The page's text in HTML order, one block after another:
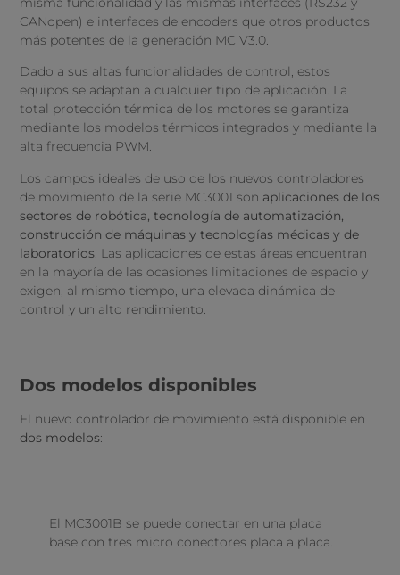
CANopen) e interfaces de encoders que otros productos
más potentes de la generación MC V3.0.
Dado a sus altas funcionalidades de control, estos
equipos se adaptan a cualquier tipo de aplicación. La
total protección térmica de los motores se garantiza
mediante los modelos térmicos integrados y mediante la
alta frecuencia PWM.
Los campos ideales de uso de los nuevos controladores
de movimiento de la serie MC3001 son aplicaciones de los
sectores de robótica, tecnología de automatización,
construcción de máquinas y tecnologías médicas y de
laboratorios . Las aplicaciones de estas áreas encuentran
en la mayoría de las ocasiones limitaciones de espacio y
exigen, al mismo tiempo, una elevada dinámica de
control y un alto rendimiento.
Dos modelos disponibles
El nuevo controlador de movimiento está disponible en
dos modelos:
El MC3001B se puede conectar en una placa
base con tres micro conectores placa a placa.